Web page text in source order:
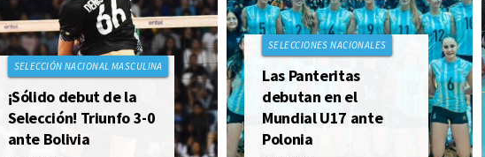
SELECCIÓN NACIONAL MASCULINA
¡Sólido debut de la
Selección! Triunfo 3-0
ante Bolivia
SELECCIONES NACIONALES
Las Panteritas
debutan en el
Mundial U17 ante
Polonia